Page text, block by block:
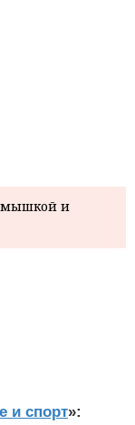
мышкой и
и спорт»: